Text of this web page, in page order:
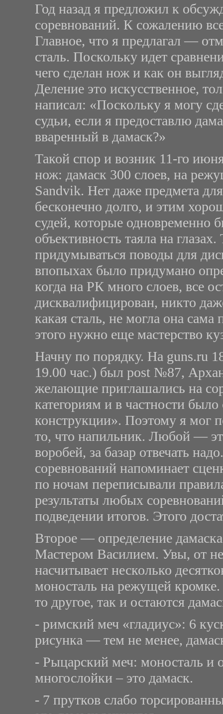
Год назад я предложил к
соревнований. К сожалению
Главное, что я предлагал —
сталь. Поскольку идет
чего сделан нож и как он
Деление это искусственное,
написал: «Поскольку я могу
судьи, если я предоставлю
вваренный в дамаск?»
Такой спор и возник 11-го
нож: дамаск 300 слоев, на
Sandvik. Нет даже предмета
бесконечно долго, и этим
судей, которые одновременно
объективность таяла на
придумываться поводы для
впопыхах было придумано
когда на РК много слоев, все
дисквалифицирован, никто
какая сталь, не могла она
этого нужно еще мастерство
Начну по порядку. На guns.ru
19.00 час.) был post№87,
желающие приглашались на
категориям и в частности
конструкции». Поэтому я мог
то, что напильник. Любой —
воробей, за базар отвечать
соревнований напоминает
по ночам переписывали
результаты любых
подведении итогов. Этого
Второе — определение
Мастером Василием. Увы, от
насчитывает несколько
моносталь на режущей
то другое, так и остаются
- римский меч «гладиус»: 6
рисунка — тем не менее,
- Рыцарский меч: моносталь и
многослойки – это дамаск.
- 7 прутков слабо